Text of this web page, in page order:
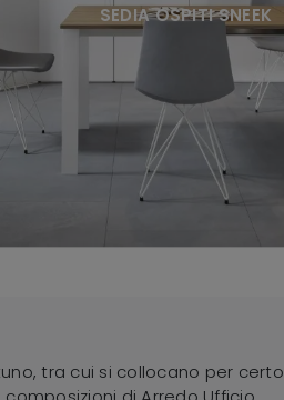
SEDIA OSPITI SNEEK
tra cui si collocano per certo